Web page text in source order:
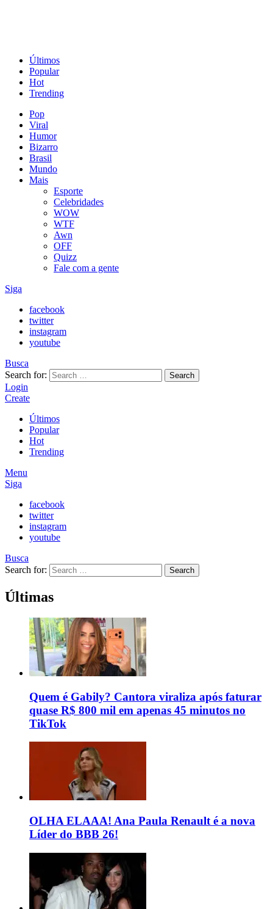
Últimos
Popular
Hot
Trending
Pop
Viral
Humor
Bizarro
Brasil
Mundo
Mais
Esporte
Celebridades
WOW
WTF
Awn
OFF
Quizz
Fale com a gente
Siga
facebook
twitter
instagram
youtube
Busca
Search for:
Search
Login
Create
Últimos
Popular
Hot
Trending
Menu
Siga
facebook
twitter
instagram
youtube
Busca
Search for:
Search
Últimas
Quem é Gabily? Cantora viraliza após faturar
quase R$ 800 mil em apenas 45 minutos no
TikTok
OLHA ELAAA! Ana Paula Renault é a nova
Líder do BBB 26!